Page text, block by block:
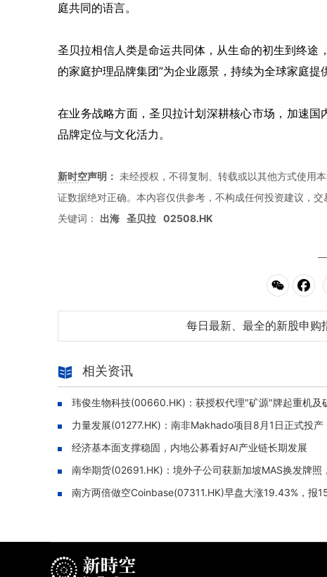
庭共同的语言。
圣贝拉相信人类是命运共同体，从生命的初生到终途
的家庭护理品牌集团”为企业愿景，持续为全球家庭提
在业务战略方面，圣贝拉计划深耕核心市场，加速
品牌定位与文化活力。
新时空声明： 未经授权，不得复制、转载或以其他方式使用
证数据绝对正确。本內容仅供参考，不构成任何投资建议，交
关键词：
出海 圣贝拉 02508.HK
每日最新、最全的新股申购
相关资讯
玮俊生物科技(00660.HK)：获授权代理"矿源"牌起重机及
力量发展(01277.HK)：南非Makhado项目8月1日正式投
经济基本面支撑稳固，内地公募看好AI产业链长期发展
南华期货(02691.HK)：境外子公司获新加坡MAS换发牌照
南方两倍做空Coinbase(07311.HK)早盘大涨19.43%，报